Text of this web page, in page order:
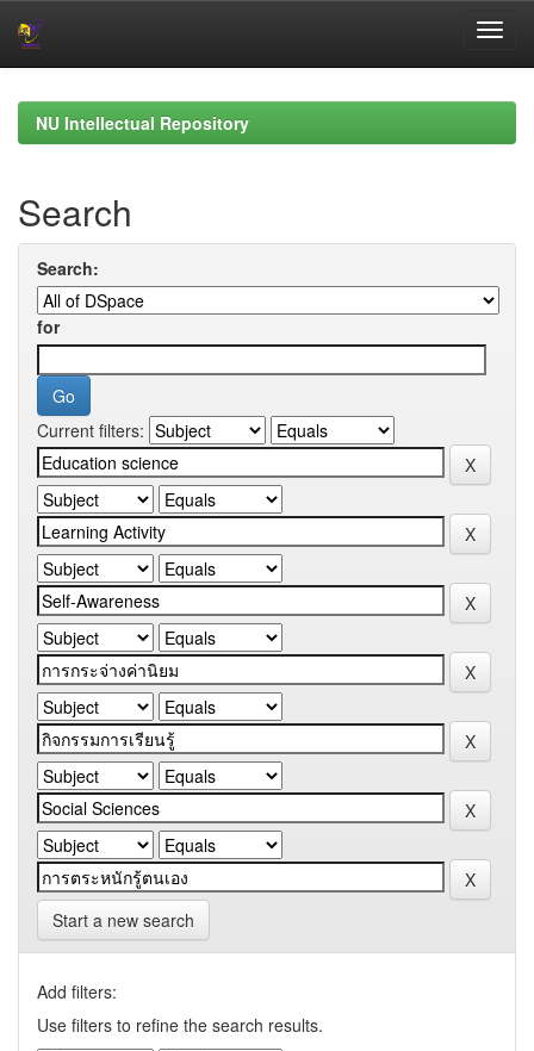
navigationNU Intellectual Repository
Search
Search:
for
Current filters:
Start a new search
Add filters:
Use filters to refine the search results.